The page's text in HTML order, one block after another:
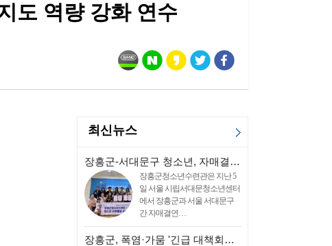
도 역량 강화 연수
최신뉴스
장흥군-서대문구 청소년, 자매결…
장흥군청소년수련관은 지난 5
일 서울 시립서대문청소년센터
에서 장흥군과 서울 서대문구
간 자매결연…
장흥군, 폭염·가뭄 '긴급 대책회…